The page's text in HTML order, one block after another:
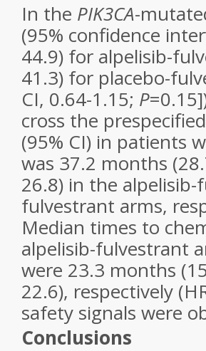
In the PIK3CA-
(95% confidence
44.9) for alpelisib-
41.3) for placebo-
CI, 0.64-1.15; P
cross the
(95% CI) in patients
was 37.2 months
26.8) in the
fulvestrant arms,
Median times to
alpelisib-fulvestrant
were 23.3 months
22.6), respectively
safety signals were
Conclusions